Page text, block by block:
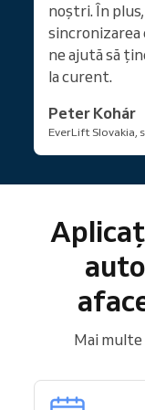
noștri. În
sincronizarea
ne ajută să
la curent.
Peter Kohár
EverLift Slovakia,
Mai